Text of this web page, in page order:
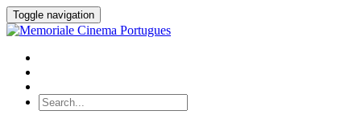
Toggle navigation